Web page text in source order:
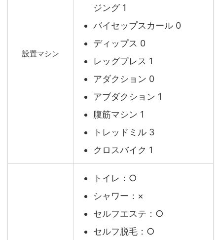
設置マシン
ジング 1
バイセップスカール 0
ディップス 0
レッグプレス 1
アダクション 0
アブダクション 1
腹筋マシン 1
トレッドミル 3
クロスバイク 1
トイレ：○
シャワー：×
セルフエステ：○
セルフ脱毛：○